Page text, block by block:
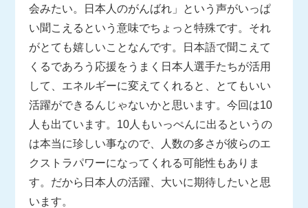
会みたい。日本人のがんばれ」という声がいっぱ
い聞こえるという意味でちょっと特殊です。それ
がとても嬉しいことなんです。日本語で聞こえて
くるであろう応援をうまく日本人選手たちが活用
して、エネルギーに変えてくれると、とてもいい
活躍ができるんじゃないかと思います。今回は10
人も出ています。10人もいっぺんに出るというの
は本当に珍しい事なので、人数の多さが彼らのエ
クストラパワーになってくれる可能性もありま
す。だから日本人の活躍、大いに期待したいと思
います。